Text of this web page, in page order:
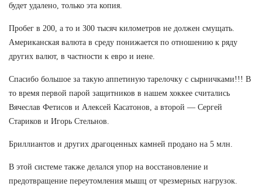
будет удалено, только эта копия.
Пробег в 200, а то и 300 тысяч километров не должен смущать.
Американская валюта в среду понижается по отношению к ряду
других валют, в частности к евро и иене.
Спасибо большое за такую аппетиную тарелочку с сырничками!!! В
то время первой парой защитников в нашем хоккее считались
Вячеслав Фетисов и Алексей Касатонов, а второй — Сергей
Стариков и Игорь Стельнов.
Бриллиантов и других драгоценных камней продано на 5 млн.
В этой системе также делался упор на восстановление и
предотвращение переутомления мышц от чрезмерных нагрузок.